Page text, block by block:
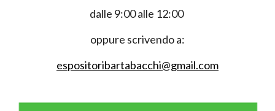
dalle 9:00 alle 12:00
oppure scrivendo a:
espositoribartabacchi@gmail.com